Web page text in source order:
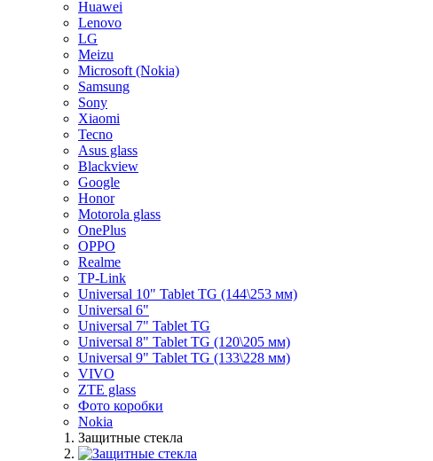
Huawei
Lenovo
LG
Meizu
Microsoft (Nokia)
Samsung
Sony
Xiaomi
Tecno
Asus glass
Blackview
Google
Honor
Motorola glass
OnePlus
OPPO
Realme
TP-Link
Universal 10" Tablet TG (144\253 мм)
Universal 6"
Universal 7" Tablet TG
Universal 8" Tablet TG (120\205 мм)
Universal 9" Tablet TG (133\228 мм)
VIVO
ZTE glass
Фото коробки
Nokia
Защитные стекла